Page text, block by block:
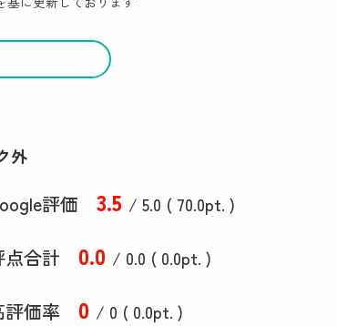
外
評価 3.5 / 5.0 ( 70.0pt. )
点合計 0.0 / 0.0 ( 0.0pt. )
評価率 0 / 0 ( 0.0pt. )